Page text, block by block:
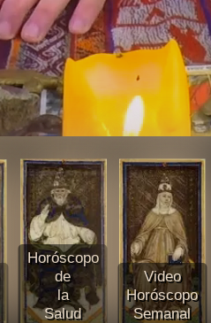
Horóscopo
de
la
Salud
Video
Horóscopo
Semanal